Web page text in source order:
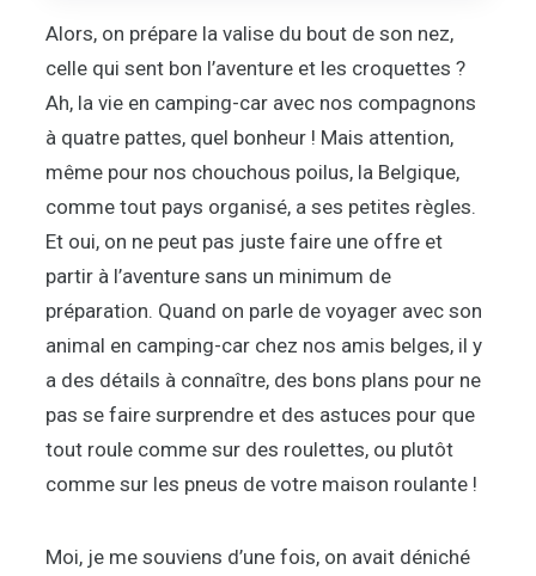
Alors, on prépare la valise du bout de son nez,
celle qui sent bon l’aventure et les croquettes ?
Ah, la vie en camping-car avec nos compagnons
à quatre pattes, quel bonheur ! Mais attention,
même pour nos chouchous poilus, la Belgique,
comme tout pays organisé, a ses petites règles.
Et oui, on ne peut pas juste faire une offre et
partir à l’aventure sans un minimum de
préparation. Quand on parle de voyager avec son
animal en camping-car chez nos amis belges, il y
a des détails à connaître, des bons plans pour ne
pas se faire surprendre et des astuces pour que
tout roule comme sur des roulettes, ou plutôt
comme sur les pneus de votre maison roulante !
Moi, je me souviens d’une fois, on avait déniché